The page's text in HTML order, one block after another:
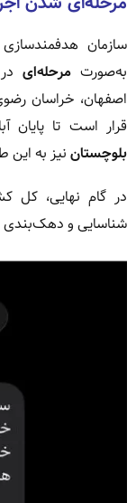
سازمان
به‌صورتمرحله‌ای
اصفهان، خراسان
قرار است تا پایان
بلوچستان نیز به این
در گام نهایی، کل
شناسایی و دهک‌بندی